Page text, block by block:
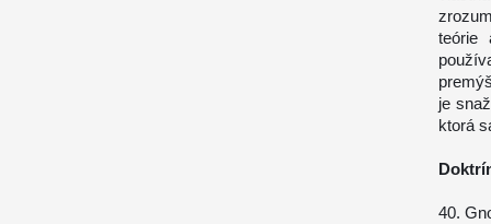
teórie
je
ktorá
40.